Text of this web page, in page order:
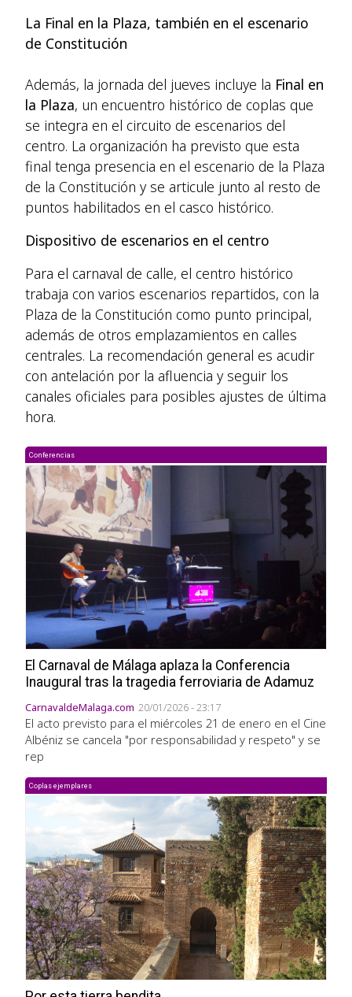
La Final en la Plaza, también en el escenario
de Constitución
Además, la jornada del jueves incluye la Final en
la Plaza, un encuentro histórico de coplas que
se integra en el circuito de escenarios del
centro. La organización ha previsto que esta
final tenga presencia en el escenario de la Plaza
de la Constitución y se articule junto al resto de
puntos habilitados en el casco histórico.
Dispositivo de escenarios en el centro
Para el carnaval de calle, el centro histórico
trabaja con varios escenarios repartidos, con la
Plaza de la Constitución como punto principal,
además de otros emplazamientos en calles
centrales. La recomendación general es acudir
con antelación por la afluencia y seguir los
canales oficiales para posibles ajustes de última
hora.
Conferencias
El Carnaval de Málaga aplaza la Conferencia
Inaugural tras la tragedia ferroviaria de Adamuz
CarnavaldeMalaga.com 20/01/2026 - 23:17
El acto previsto para el miércoles 21 de enero en el Cine
Albéniz se cancela "por responsabilidad y respeto" y se
rep
Coplas ejemplares